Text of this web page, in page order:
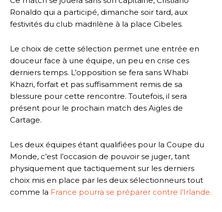
Ronaldo qui a participé, dimanche soir tard, aux
festivités du club madrilène à la place Cibeles.
Le choix de cette sélection permet une entrée en
douceur face à une équipe, un peu en crise ces
derniers temps. L’opposition se fera sans Whabi
Khazri, forfait et pas suffisamment remis de sa
blessure pour cette rencontre. Toutefois, il sera
présent pour le prochain match des Aigles de
Cartage.
Les deux équipes étant qualifiées pour la Coupe du
Monde, c’est l’occasion de pouvoir se juger, tant
physiquement que tactiquement sur les derniers
choix mis en place par les deux sélectionneurs tout
comme la France pourra se préparer contre l’Irlande.